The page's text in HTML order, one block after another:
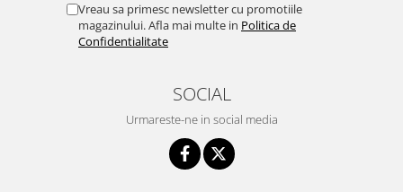
Vreau sa primesc newsletter cu promotiile
magazinului. Afla mai multe in Politica de
Confidentialitate
SOCIAL
Urmareste-ne in social media